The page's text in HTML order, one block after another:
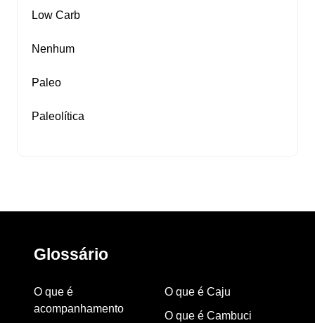
Low Carb
Nenhum
Paleo
Paleolítica
Glossário
O que é
acompanhamento
O que é Caju
O que é Cambuci